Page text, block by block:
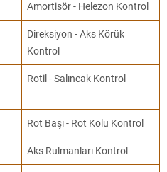
Amortisör - Helezon Kontrol
Direksiyon - Aks Körük
Kontrol
Rotil - Salıncak Kontrol
Rot Başı - Rot Kolu Kontrol
Aks Rulmanları Kontrol